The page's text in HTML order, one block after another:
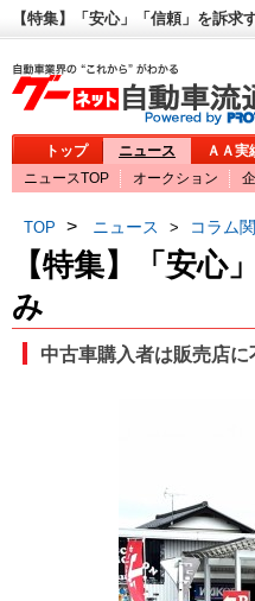
【特集】「安心」「信頼」を訴
トップ ニュース ＡＡ実
ニュースTOP
オークション
TOP > ニュース > コラム
【特集】「安心
み
中古車購入者は販売店